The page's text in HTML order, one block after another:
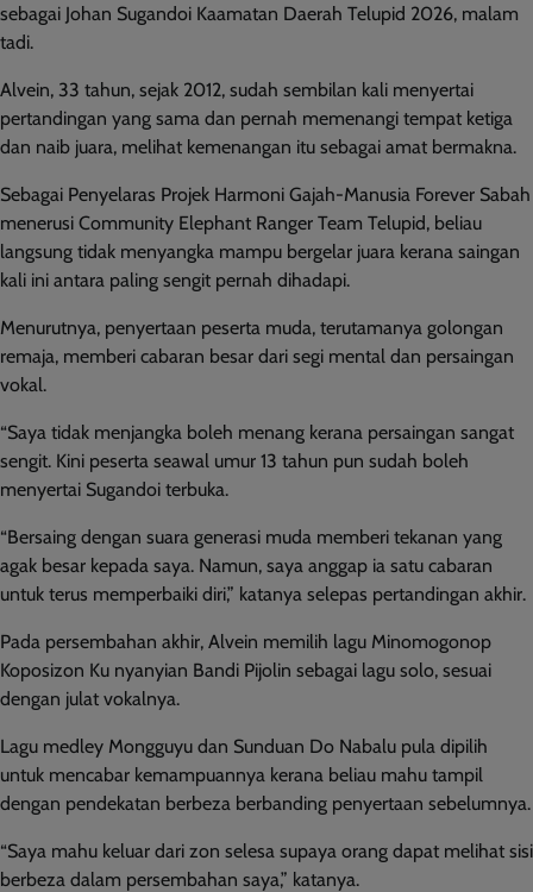
sebagai Johan Sugandoi Kaamatan Daerah Telupid 2026, malam
tadi.
Alvein, 33 tahun, sejak 2012, sudah sembilan kali menyertai
pertandingan yang sama dan pernah memenangi tempat ketiga
dan naib juara, melihat kemenangan itu sebagai amat bermakna.
Sebagai Penyelaras Projek Harmoni Gajah-Manusia Forever Sabah
menerusi Community Elephant Ranger Team Telupid, beliau
langsung tidak menyangka mampu bergelar juara kerana saingan
kali ini antara paling sengit pernah dihadapi.
Menurutnya, penyertaan peserta muda, terutamanya golongan
remaja, memberi cabaran besar dari segi mental dan persaingan
vokal.
“Saya tidak menjangka boleh menang kerana persaingan sangat
sengit. Kini peserta seawal umur 13 tahun pun sudah boleh
menyertai Sugandoi terbuka.
“Bersaing dengan suara generasi muda memberi tekanan yang
agak besar kepada saya. Namun, saya anggap ia satu cabaran
untuk terus memperbaiki diri,” katanya selepas pertandingan akhir.
Pada persembahan akhir, Alvein memilih lagu Minomogonop
Koposizon Ku nyanyian Bandi Pijolin sebagai lagu solo, sesuai
dengan julat vokalnya.
Lagu medley Mongguyu dan Sunduan Do Nabalu pula dipilih
untuk mencabar kemampuannya kerana beliau mahu tampil
dengan pendekatan berbeza berbanding penyertaan sebelumnya.
“Saya mahu keluar dari zon selesa supaya orang dapat melihat sisi
berbeza dalam persembahan saya,” katanya.